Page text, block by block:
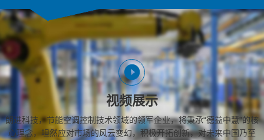
视频展示
朗进科技，节能空调控制技术领域的领军企业，将秉承“德益中慧”的核
心理念，坦然应对市场的风云变幻，积极开拓创新，对未来中国乃至